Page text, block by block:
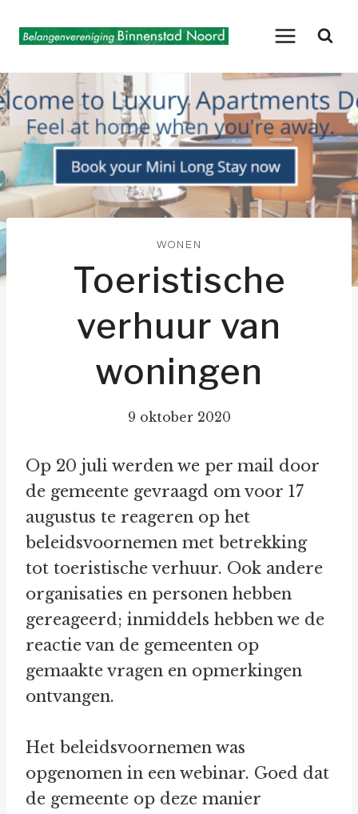
naar
WONEN
Toeristische
verhuur van
woningen
9 oktober 2020
Op 20 juli werden we per mail door
de gemeente gevraagd om voor 17
augustus te reageren op het
beleidsvoornemen met betrekking
tot toeristische verhuur. Ook andere
organisaties en personen hebben
gereageerd; inmiddels hebben we de
reactie van de gemeenten op
gemaakte vragen en opmerkingen
ontvangen.
Het beleidsvoornemen was
opgenomen in een webinar. Goed dat
de gemeente op deze manier